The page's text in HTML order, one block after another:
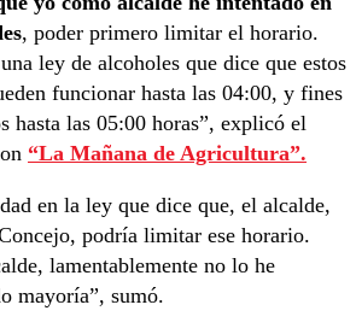
, poder primero limitar el horario.
ley de alcoholes que dice que estos
funcionar hasta las 04:00, y fines
hasta las 05:00 horas”, explicó el
“La Mañana de Agricultura”.
en la ley que dice que, el alcalde,
podría limitar ese horario.
lamentablemente no lo he
mayoría”, sumó.